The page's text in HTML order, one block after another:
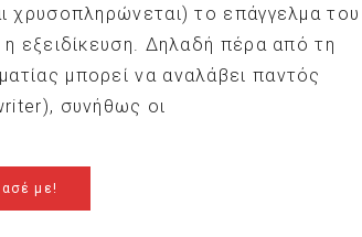
χρυσοπληρώνεται) το επάγγελμα του
εξειδίκευση. Δηλαδή πέρα από τη
μπορεί να αναλάβει παντός
συνήθως οι
με!